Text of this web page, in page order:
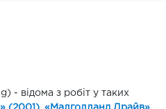
- відома з робіт у таких